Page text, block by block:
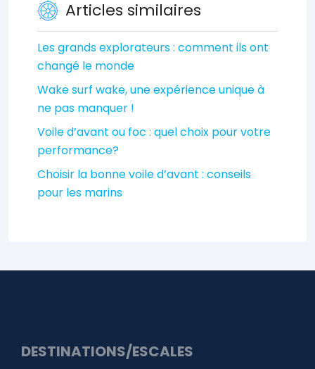
Articles similaires
Les grands explorateurs : comment ils ont
changé le monde
Wake surf wake, une expérience unique à
ne pas manquer !
Voile d’avant ou foc : quel choix pour votre
performance?
Choisir la bonne voile d’avant : conseils
pour les marins
DESTINATIONS/ESCALES